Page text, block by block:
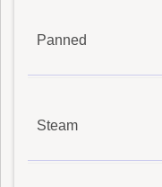
Panned
Steam